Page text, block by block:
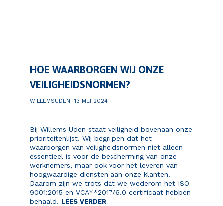
HOE WAARBORGEN WIJ ONZE
VEILIGHEIDSNORMEN?
WILLEMSUDEN 13 MEI 2024
Bij Willems Uden staat veiligheid bovenaan onze
prioriteitenlijst. Wij begrijpen dat het
waarborgen van veiligheidsnormen niet alleen
essentieel is voor de bescherming van onze
werknemers, maar ook voor het leveren van
hoogwaardige diensten aan onze klanten.
Daarom zijn we trots dat we wederom het ISO
9001:2015 en VCA**2017/6.0 certificaat hebben
behaald. LEES VERDER